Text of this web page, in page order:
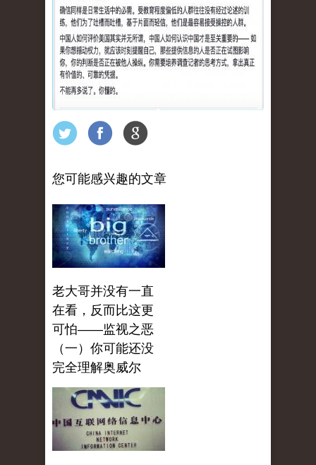
您可能感兴趣的文章
老大哥并没有一直
在看，反而比这更
可怕——监视之恶
（一）你可能还没
完全理解奥威尔